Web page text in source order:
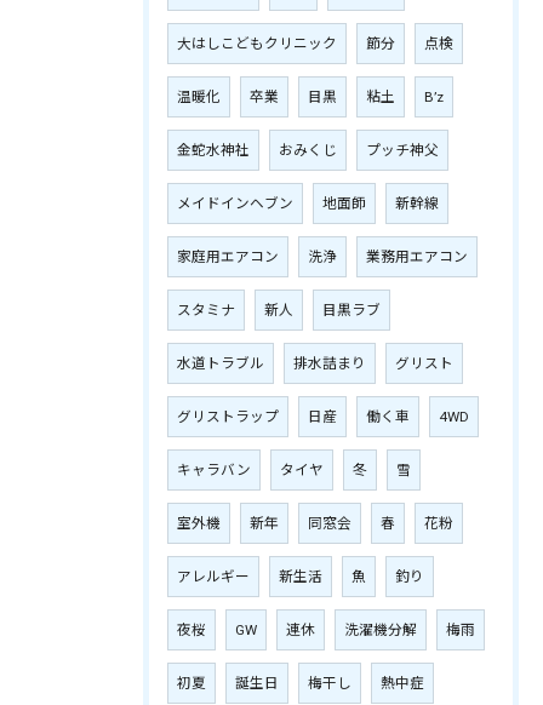
大はしこどもクリニック 節分 点検
温暖化 卒業 目黒 粘土 B’z
金蛇水神社 おみくじ プッチ神父
メイドインヘブン 地面師 新幹線
家庭用エアコン 洗浄 業務用エアコン
スタミナ 新人 目黒ラブ
水道トラブル 排水詰まり グリスト
グリストラップ 日産 働く車 4WD
キャラバン タイヤ 冬 雪
室外機 新年 同窓会 春 花粉
アレルギー 新生活 魚 釣り
夜桜 GW 連休 洗濯機分解 梅雨
初夏 誕生日 梅干し 熱中症